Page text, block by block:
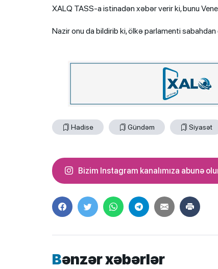
XALQ TASS-a istinadən xəbər verir ki, bunu
Nazir onu da bildirib ki, ölkə parlamenti
Hadise Gündəm Siyasət
Bizim Instagram kanalımıza abunə
Bənzər xəbərlər